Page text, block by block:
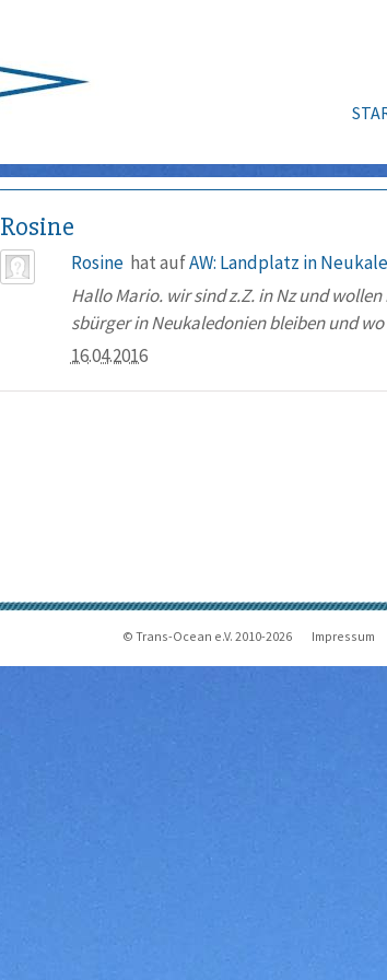
Rosine
Rosine hat aufAW: Landplatz in
Hallo Mario. wir sind z.Z. in Nz und
sbürger in Neukaledonien bleiben und
16.04.2016
© Trans-Ocean e.V. 2010-2026 Impressum